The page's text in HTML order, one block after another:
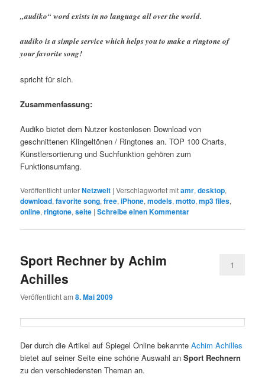
„audiko“ word exists in no language all over the world.
audiko is a simple service which helps you to make a ringtone of
your favorite song!
spricht für sich.
Zusammenfassung:
Audiko bietet dem Nutzer kostenlosen Download von
geschnittenen Klingeltönen / Ringtones an. TOP 100 Charts,
Künstlersortierung und Suchfunktion gehören zum
Funktionsumfang.
Veröffentlicht unterNetzwelt |Verschlagwortet mitamr,desktop,
download,favorite song,free,iPhone,models,motto,mp3 files,
online,ringtone,seite |Schreibe einen Kommentar
Sport Rechner by Achim
Achilles
Veröffentlicht am8. Mai 2009
1
Der durch die Artikel auf Spiegel Online bekannteAchim Achilles
bietet auf seiner Seite eine schöne Auswahl anSport Rechnern
zu den verschiedensten Theman an.